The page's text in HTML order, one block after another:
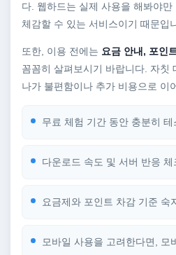
다. 웹하드는 실제 사용을 해봐야
체감할 수 있는 서비스이기 때문입
또한, 이용 전에는 요금 안내, 포인
꼼꼼히 살펴보시기 바랍니다. 자칫
나가 불편함이나 추가 비용으로 이
무료 체험 기간 동안 충분히 테
다운로드 속도 및 서버 반응
요금제와 포인트 차감 기준 숙
모바일 사용을 고려한다면, 모